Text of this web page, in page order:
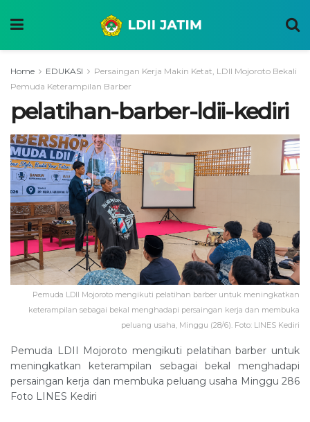
Home EDUKASI
Persaingan Kerja Makin Ketat, LDII Mojoroto Bekali
Pemuda Keterampilan Barber
pelatihan-barber-ldii-kediri
Pemuda LDII Mojoroto mengikuti pelatihan barber untuk meningkatkan
keterampilan sebagai bekal menghadapi persaingan kerja dan membuka
peluang usaha, Minggu (28/6). Foto: LINES Kediri
Pemuda LDII Mojoroto mengikuti pelatihan barber untuk
meningkatkan keterampilan sebagai bekal menghadapi
persaingan kerja dan membuka peluang usaha Minggu 286
Foto LINES Kediri